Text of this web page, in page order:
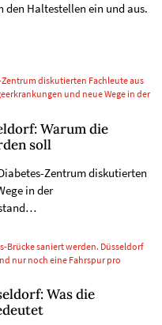
den Haltestellen ein und aus.
Zentrum diskutierten Fachleute aus
und neue Wege in der
Warum die
soll
Zentrum diskutierten
in der
Brücke saniert werden. Düsseldorf
nur noch eine Fahrspur pro
Was die